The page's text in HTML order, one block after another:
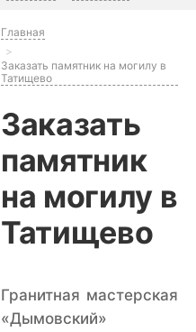
Главная
Заказать памятник на могилу в
Татищево
Заказать
памятник
на могилу в
Татищево
Гранитная мастерская
«Дымовский»